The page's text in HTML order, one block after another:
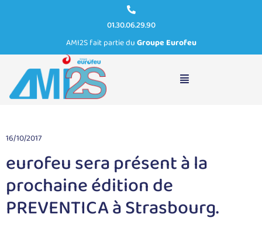
01.30.06.29.90
AMI2S fait partie duGroupe Eurofeu
16/10/2017
eurofeu sera présent à la
prochaine édition de
PREVENTICA à Strasbourg.